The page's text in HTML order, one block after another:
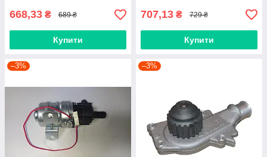
668,33 ₴ 689 ₴
Купити
707,13 ₴ 729 ₴
Купити
–3% –3%